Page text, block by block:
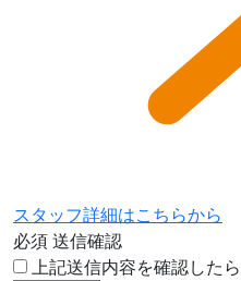
スタッフ詳細はこちらから
必須送信確認
上記送信内容を確認した